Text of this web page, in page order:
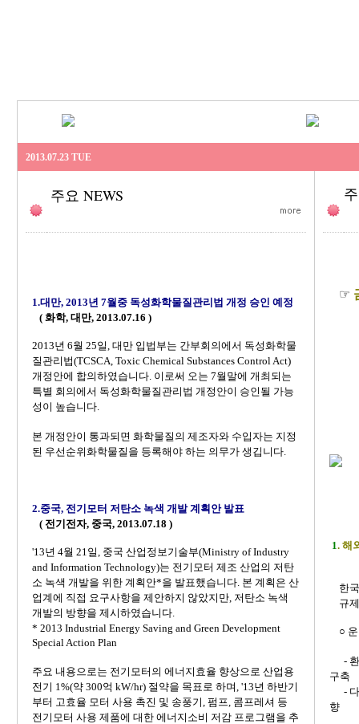
2013.07.23 TUE
주요 NEWS
1.대만, 2013년 7월중 독성화학물질관리법 개정 승인 예정
( 화학, 대만, 2013.07.16 )
2013년 6월 25일, 대만 입법부는 간부회의에서 독성화학물
질관리법(TCSCA, Toxic Chemical Substances Control Act)
개정안에 합의하였습니다. 이로써 오는 7월말에 개최되는
특별 회의에서 독성화학물질관리법 개정안이 승인될 가능
성이 높습니다.
본 개정안이 통과되면 화학물질의 제조자와 수입자는 지정
된 우선순위화학물질을 등록해야 하는 의무가 생깁니다.
2.중국, 전기모터 저탄소 녹색 개발 계획안 발표
( 전기전자, 중국, 2013.07.18 )
'13년 4월 21일, 중국 산업정보기술부(Ministry of Industry
and Information Technology)는 전기모터 제조 산업의 저탄
소 녹색 개발을 위한 계획안*을 발표했습니다. 본 계획은 산
업계에 직접 요구사항을 제안하지 않았지만, 저탄소 녹색
개발의 방향을 제시하였습니다.
* 2013 Industrial Energy Saving and Green Development
Special Action Plan
주요 내용으로는 전기모터의 에너지효율 향상으로 산업용
전기 1%(약 300억 kW/hr) 절약을 목표로 하며, '13년 하반기
부터 고효율 모터 사용 촉진 및 송풍기, 펌프, 콤프레셔 등
전기모터 사용 제품에 대한 에너지소비 저감 프로그램을 추
☞
1. 해
한국
규제
○ 운
- 환
구축
- 다
향